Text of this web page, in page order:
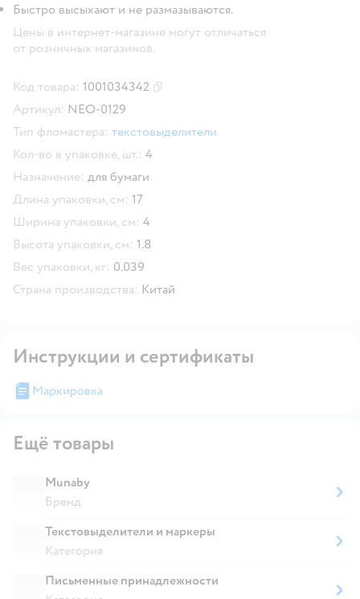
Быстро высыхают и не размазываются.
Цены в интернет-магазине могут отличаться
от розничных магазинов.
Код товара: 1001034342
Артикул: NEO-0129
Тип фломастера: текстовыделители
Кол-во в упаковке, шт.: 4
Назначение: для бумаги
Длина упаковки, см: 17
Ширина упаковки, см: 4
Высота упаковки, см: 1.8
Вес упаковки, кг: 0.039
Страна производства: Китай
Инструкции и сертификаты
Маркировка
Ещё товары
Munaby
Бренд
Текстовыделители и маркеры
Категория
Письменные принадлежности